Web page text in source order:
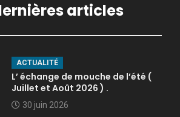
articles
ACTUALITÉ
L’ échange de mouche de l’été (
Juillet et Août 2026 ) .
30 juin 2026